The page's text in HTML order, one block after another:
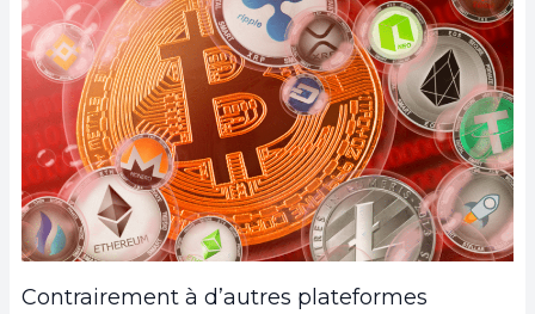
Contrairement à d’autres plateformes